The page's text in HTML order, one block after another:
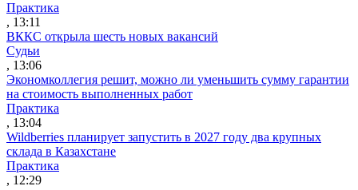
Практика
, 13:11
ВККС открыла шесть новых вакансий
Судьи
, 13:06
Экономколлегия решит, можно ли уменьшить сумму гарантии
на стоимость выполненных работ
Практика
, 13:04
Wildberries планирует запустить в 2027 году два крупных
склада в Казахстане
Практика
, 12:29